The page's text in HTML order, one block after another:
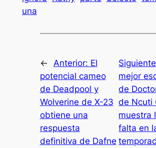
una
← Anterior: El
potencial cameo
de Deadpool y
Wolverine de X-23
obtiene una
respuesta
definitiva de Dafne
mejor
de
de Ncuti
muestra
falta en